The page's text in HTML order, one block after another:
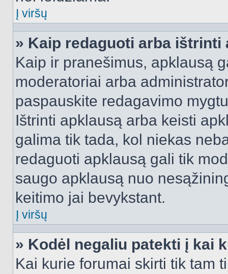
Į viršų
» Kaip redaguoti arba ištrinti
Kaip ir pranešimus, apklausą
moderatoriai arba
paspauskite redagavimo
Ištrinti apklausą arba keisti
galima tik tada, kol niekas
redaguoti apklausą gali tik
saugo apklausą nuo
keitimo jai bevykstant.
Į viršų
» Kodėl negaliu patekti į kai
Kai kurie forumai skirti tik tam